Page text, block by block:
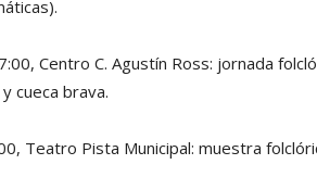
Centro C. Agustín Ross: jornada
cueca brava.
Teatro Pista Municipal: muestra